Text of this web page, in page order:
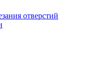
отверстий